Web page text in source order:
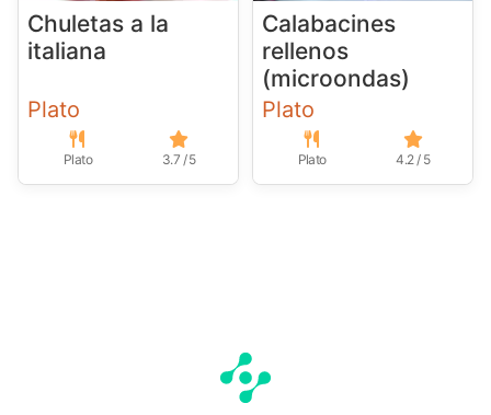
Chuletas a la
italiana
Plato
Plato 3.7 / 5
Calabacines
rellenos
(microondas)
Plato
Plato 4.2 / 5